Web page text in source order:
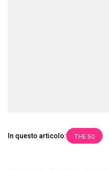
In questo articolo: THE 50